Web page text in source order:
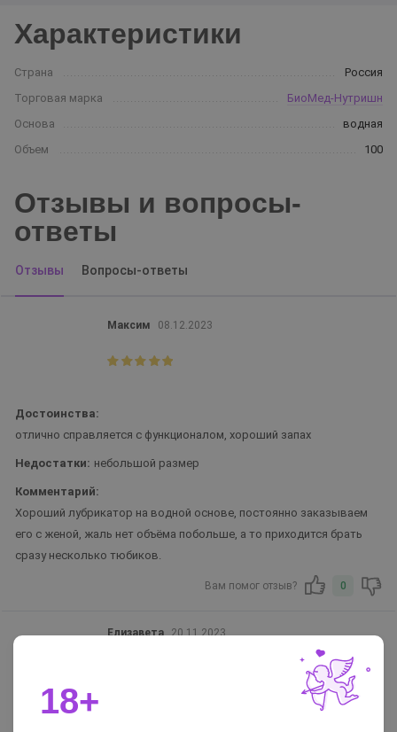
Характеристики
Страна
Россия
Торговая марка
БиоМед-Нутришн
Основа
водная
Объем
100
Отзывы и вопросы-
ответы
Отзывы Вопросы-ответы
Максим 08.12.2023
Достоинства:
отлично справляется с функционалом, хороший запах
Недостатки: небольшой размер
Комментарий:
Хороший лубрикатор на водной основе, постоянно заказываем
его с женой, жаль нет объёма побольше, а то приходится брать
сразу несколько тюбиков.
Вам помог отзыв? 0
Елизавета 20.11.2023
18+